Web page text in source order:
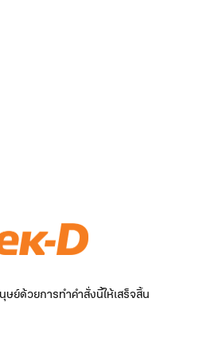
ย์ด้วยการทำคำสั่งนี้ให้เสร็จสิ้น